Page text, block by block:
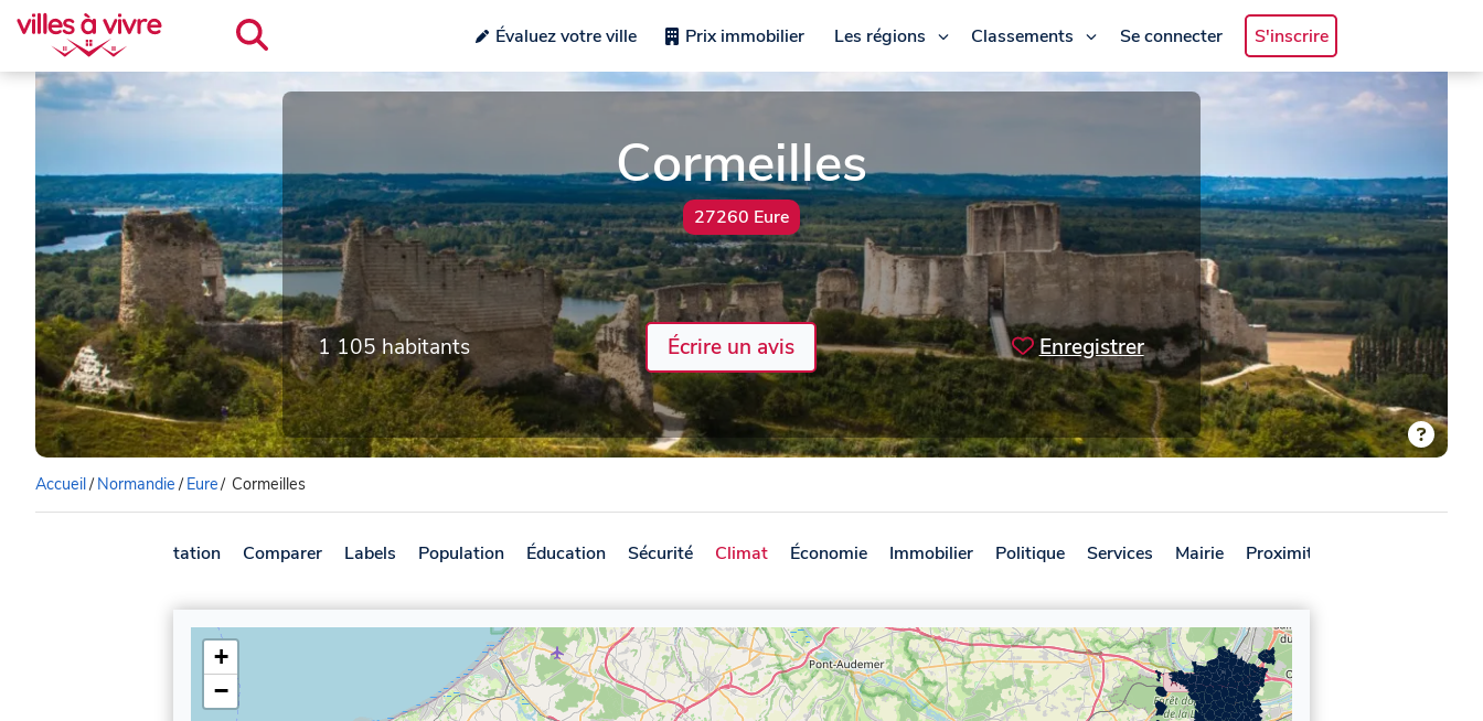
Évaluez votre ville Prix immobilier Les régions Classements Se connecter S'inscrire
Cormeilles
27260 Eure
1 105 habitants Écrire un avis Enregistrer
Accueil/ Normandie/ Eure/ Cormeilles
Présentation Comparer Labels Population Éducation Sécurité Climat Économie Immobilier Politique Services Mairie Proximité
+
−